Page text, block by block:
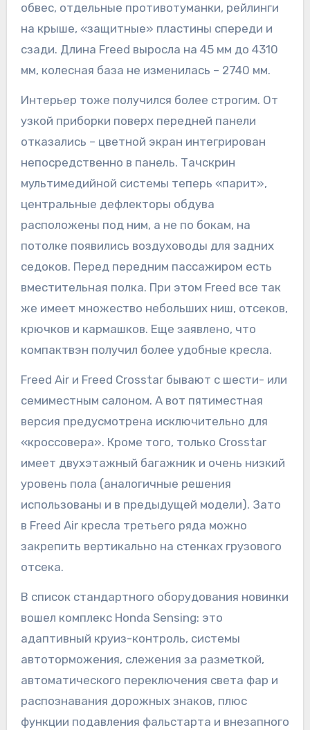
обвес, отдельные противотуманки, рейлинги
на крыше, «защитные» пластины спереди и
сзади. Длина Freed выросла на 45 мм до 4310
мм, колесная база не изменилась – 2740 мм.
Интерьер тоже получился более строгим. От
узкой приборки поверх передней панели
отказались – цветной экран интегрирован
непосредственно в панель. Тачскрин
мультимедийной системы теперь «парит»,
центральные дефлекторы обдува
расположены под ним, а не по бокам, на
потолке появились воздуховоды для задних
седоков. Перед передним пассажиром есть
вместительная полка. При этом Freed все так
же имеет множество небольших ниш, отсеков,
крючков и кармашков. Еще заявлено, что
компактвэн получил более удобные кресла.
Freed Air и Freed Crosstar бывают с шести- или
семиместным салоном. А вот пятиместная
версия предусмотрена исключительно для
«кроссовера». Кроме того, только Crosstar
имеет двухэтажный багажник и очень низкий
уровень пола (аналогичные решения
использованы и в предыдущей модели). Зато
в Freed Air кресла третьего ряда можно
закрепить вертикально на стенках грузового
отсека.
В список стандартного оборудования новинки
вошел комплекс Honda Sensing: это
адаптивный круиз-контроль, системы
автоторможения, слежения за разметкой,
автоматического переключения света фар и
распознавания дорожных знаков, плюс
функции подавления фальстарта и внезапного